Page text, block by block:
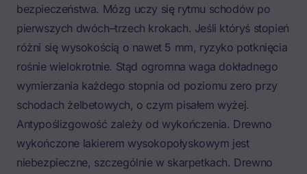
bezpieczeństwa. Mózg uczy się rytmu schodów po
pierwszych dwóch–trzech krokach. Jeśli któryś stopień
różni się wysokością o nawet 5 mm, ryzyko potknięcia
rośnie wielokrotnie. Stąd ogromna waga dokładnego
wymierzania każdego stopnia od poziomu zero przy
schodach żelbetowych, o czym pisałem wyżej.
Antypoślizgowość zależy od wykończenia. Drewno
wykończone lakierem wysokopołyskowym jest
niebezpieczne, szczególnie w skarpetkach. Drewno